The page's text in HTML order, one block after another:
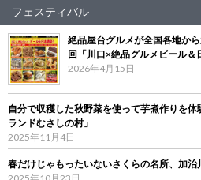
フェスティバル
絶品屋台グルメが全国各地か
回「川口×絶品グルメビール
2026年4月15日
自分で収穫した秋野菜を使って芋煮作りを
ランドむさしの村」
2025年11月4日
春だけじゃもったいないさくらの名所、加治